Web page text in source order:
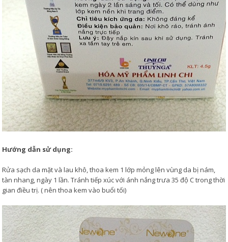
Hướng dẫn sử dụng:
Rửa sạch da mặt và lau khô, thoa kem 1 lớp mỏng lên vùng da bị nám,
tàn nhang, ngày 1 lần. Tránh tiếp xúc với ánh nắng trưa 35 độ C trong thời
gian điều trị. ( nên thoa kem vào buổi tối)